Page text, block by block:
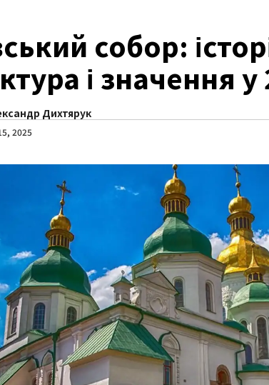
собор:
і значення у
Дихтярук
2025